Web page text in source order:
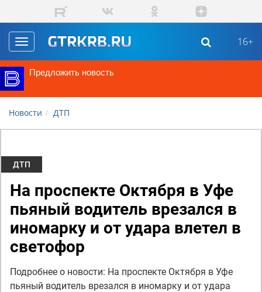
Перейти к основному содержанию
Toggle
navigation
16+
Предложить новость
Новости ДТП
ДТП
На проспекте Октября в Уфе
пьяный водитель врезался в
иномарку и от удара влетел в
светофор
Подробнее о новости: На проспекте Октября в Уфе
пьяный водитель врезался в иномарку и от удара